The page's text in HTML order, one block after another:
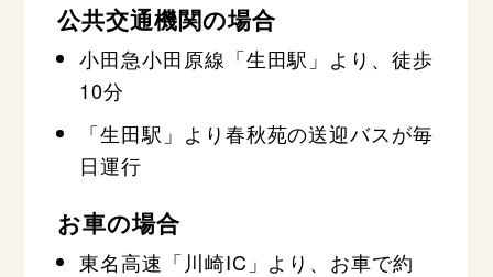
公共交通機関の場合
小田急小田原線「生田駅」より、徒歩
10分
「生田駅」より春秋苑の送迎バスが毎
日運行
お車の場合
東名高速「川崎IC」より、お車で約